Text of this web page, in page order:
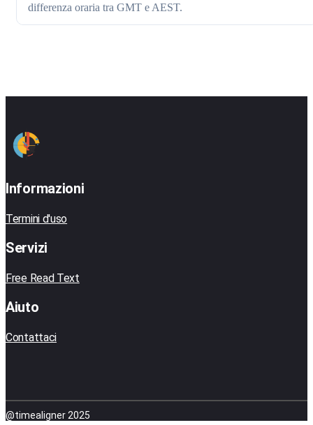
differenza oraria tra GMT e AEST.
Informazioni
Termini d'uso
Servizi
Free Read Text
Aiuto
Contattaci
@timealigner 2025